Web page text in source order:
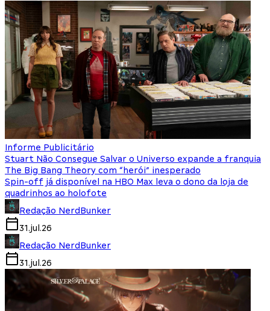
Informe Publicitário
Stuart Não Consegue Salvar o Universo expande a franquia
The Big Bang Theory com “herói” inesperado
Spin-off já disponível na HBO Max leva o dono da loja de
quadrinhos ao holofote
Redação NerdBunker
31.jul.26
Redação NerdBunker
31.jul.26